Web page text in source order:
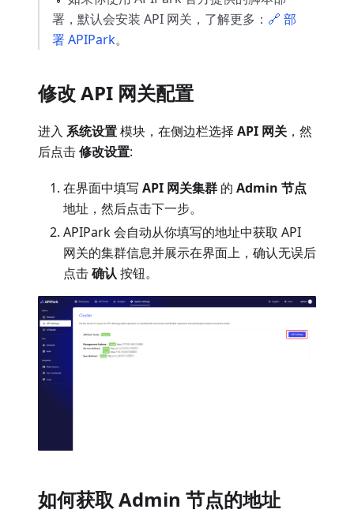
署，默认会安装 API 网关，了解更多： 🔗 部
署 APIPark。
修改 API 网关配置
进入 系统设置模块，在侧边栏选择 API 网关 ，然
后点击修改设置:
在界面中填写 API 网关集群 的 Admin 节点
地址，然后点击下一步。
APIPark 会自动从你填写的地址中获取 API
网关的集群信息并展示在界面上，确认无误后
点击确认 按钮。
如何获取 Admin 节点的地址